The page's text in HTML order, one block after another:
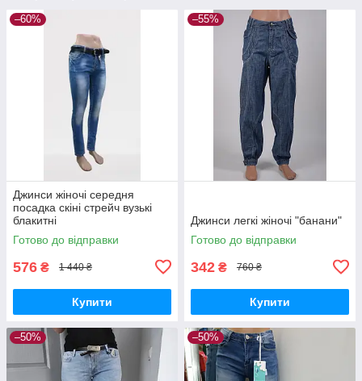
–60%
Джинси жіночі середня
посадка скіні стрейч вузькі
блакитні
Готово до відправки
576 ₴ 1 440 ₴
Купити
–55%
Джинси легкі жіночі "банани"
Готово до відправки
342 ₴ 760 ₴
Купити
–50% –50%